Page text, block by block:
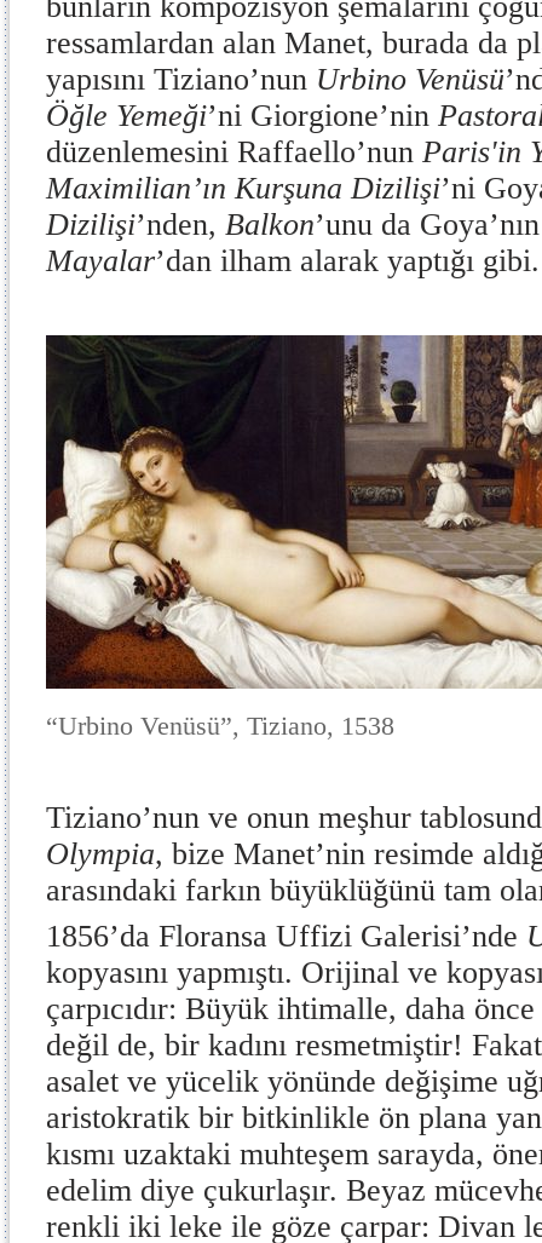
ressamlardan alan Manet, burada da
yapısını Tiziano’nun Urbino Venüsü
Öğle Yemeği’ni Giorgione’nin
düzenlemesini Raffaello’nun Paris'in
Maximilian’ın Kurşuna Dizilişi’ni
Dizilişi’nden, Balkon’unu da Goya’nın
Mayalar’dan ilham alarak yaptığı gibi.
“Urbino Venüsü”, Tiziano, 1538
Tiziano’nun ve onun meşhur
Olympia, bize Manet’nin resimde
arasındaki farkın büyüklüğünü tam
1856’da Floransa Uffizi Galerisi’nde
kopyasını yapmıştı. Orijinal ve
çarpıcıdır: Büyük ihtimalle, daha
değil de, bir kadını resmetmiştir!
asalet ve yücelik yönünde değişime
aristokratik bir bitkinlikle ön plana
kısmı uzaktaki muhteşem sarayda,
edelim diye çukurlaşır. Beyaz
renkli iki leke ile göze çarpar: Divan